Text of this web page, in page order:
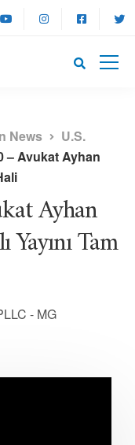
News
U.S.
– Avukat Ayhan
Ayhan
Tam
- MG